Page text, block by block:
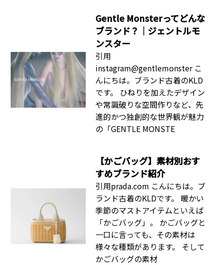
Gentle Monsterってどんな
ブランド？｜ジェントルモ
ンスター
引用
instagram@gentlemonster こ
んにちは。ブランド古着のKLD
です。 ひねりを加えたデザイン
や常識破りな空間作りなど、先
進的かつ独創的な世界観が魅力
の「GENTLE MONSTE
【かごバッグ】素材別おす
すめブランド紹介
引用prada.com こんにちは。ブ
ランド古着のKLDです。 暖かい
季節のマストアイテムといえば
「かごバッグ」。 かごバッグと
一口に言っても、その素材は
様々な種類があります。 そして
かごバッグの素材